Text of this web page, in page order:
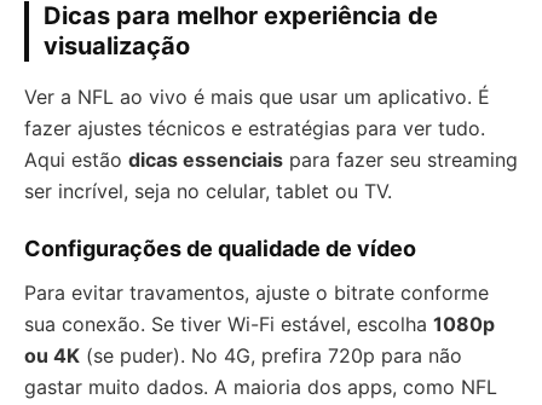
Dicas para melhor experiência de
visualização
Ver a NFL ao vivo é mais que usar um aplicativo. É
fazer ajustes técnicos e estratégias para ver tudo.
Aqui estão dicas essenciais para fazer seu streaming
ser incrível, seja no celular, tablet ou TV.
Configurações de qualidade de vídeo
Para evitar travamentos, ajuste o bitrate conforme
sua conexão. Se tiver Wi-Fi estável, escolha 1080p
ou 4K (se puder). No 4G, prefira 720p para não
gastar muito dados. A maioria dos apps, como NFL